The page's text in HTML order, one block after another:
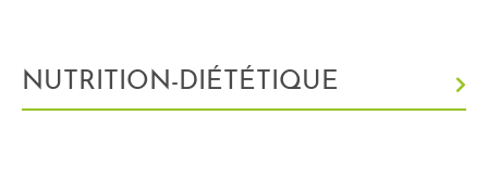
NUTRITION-DIÉTÉTIQUE